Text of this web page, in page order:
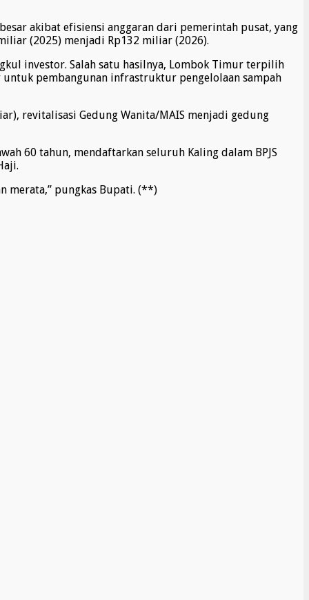
akibat efisiensi anggaran dari pemerintah pusat, yang
(2025) menjadi Rp132 miliar (2026).
investor. Salah satu hasilnya, Lombok Timur terpilih
untuk pembangunan infrastruktur pengelolaan sampah
revitalisasi Gedung Wanita/MAIS menjadi gedung
60 tahun, mendaftarkan seluruh Kaling dalam BPJS
merata,” pungkas Bupati. (**)